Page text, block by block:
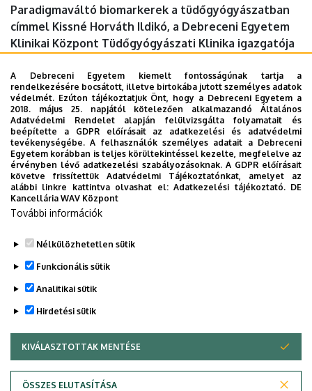
Paradigmaváltó biomarkerek a tüdőgyógyászatban
címmel Kissné Horváth Ildikó, a Debreceni Egyetem
Klinikai Központ Tüdőgyógyászati Klinika igazgatója
ismeretterjesztő sorozatában, a Science Caféban.
Időpont:2024. december 4., szerda 17 óra
Helyszín: Karakter 1517 Kávézó (Debrecen, Emlékkert)
Dokumentumok
plakát (227.79 KB)
Last update: 2024. 12. 03. 11:29
A Debreceni Egyetem kiemelt fontosságúnak tartja a
rendelkezésére bocsátott, illetve birtokába jutott személyes adatok
védelmét. Ezúton tájékoztatjuk Önt, hogy a Debreceni Egyetem a
2018. május 25. napjától kötelezően alkalmazandó Általános
Adatvédelmi Rendelet alapján felülvizsgálta folyamatait és
beépítette a GDPR előírásait az adatkezelési és adatvédelmi
tevékenységébe. A felhasználók személyes adatait a Debreceni
Egyetem korábban is teljes körültekintéssel kezelte, megfelelve az
érvényben lévő adatkezelési szabályozásoknak. A GDPR előírásait
követve frissítettük Adatvédelmi Tájékoztatónkat, amelyet az
alábbi linkre kattintva olvashat el:Adatkezelési tájékoztató. DE
Kancellária WAV Központ
További információk
Nélkülözhetetlen sütik
Funkcionális sütik
Analitikai sütik
Hirdetési sütik
KIVÁLASZTOTTAK MENTÉSE
ÖSSZES ELUTASÍTÁSA
WITHDRAW CONSENT